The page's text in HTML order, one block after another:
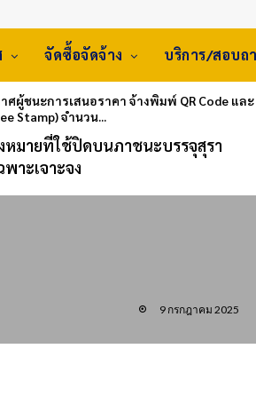
จัดซื้อจัดจ้าง บริการ/สอบถ
ศผู้ชนะการเสนอราคา จ้างพิมพ์ QR Code แล
Stamp) จำนวน...
หมายที่ใช้ปิดบนภาชนะบรรจุสุรา
าะเจาะจง
9 กรกฎาคม 2025